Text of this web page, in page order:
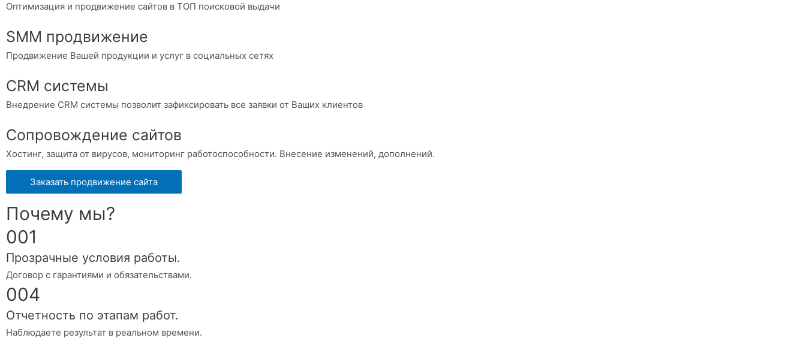
Оптимизация и продвижение сайтов в ТОП поисковой выдачи
SMM продвижение
Продвижение Вашей продукции и услуг в социальных сетях
CRM системы
Внедрение CRM системы позволит зафиксировать все заявки от Ваших клиентов
Сопровождение сайтов
Хостинг, защита от вирусов, мониторинг работоспособности. Внесение изменений, дополнений.
Заказать продвижение сайта
Почему мы?
001
Прозрачные условия работы.
Договор с гарантиями и обязательствами.
004
Отчетность по этапам работ.
Наблюдаете результат в реальном времени.